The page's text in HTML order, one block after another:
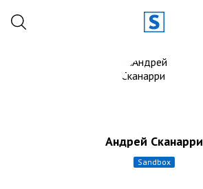
Андрей Сканарри
sandbox